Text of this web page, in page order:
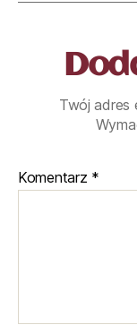
Twój adres
Komentarz *